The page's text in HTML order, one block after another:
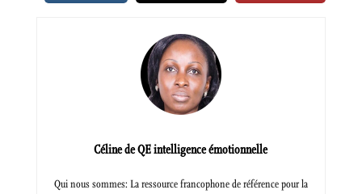
Céline de QE intelligence émotionnelle
Qui nous sommes: La ressource francophone de référence pour la